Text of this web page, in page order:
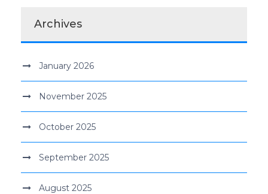
Archives
January 2026
November 2025
October 2025
September 2025
August 2025